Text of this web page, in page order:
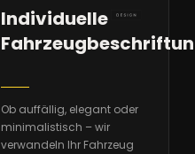
Individuelle
Ob auffällig, elegant oder
minimalistisch – wir
verwandeln Ihr Fahrzeug